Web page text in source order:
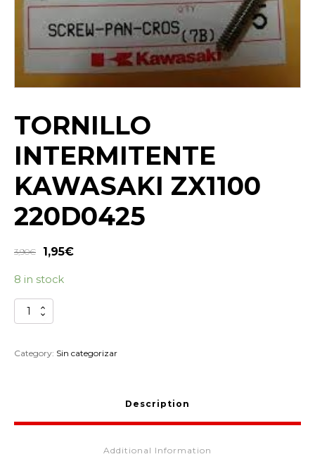
TORNILLO
INTERMITENTE
KAWASAKI ZX1100
220D0425
3,90€ 1,95€
8 in stock
TORNILLO
INTERMITENTE
ZX1100
Category: Sin categorizar
Description
Additional Information